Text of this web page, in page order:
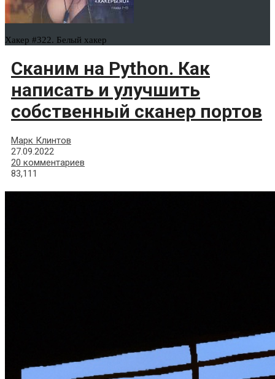
Хакер #322. Белый хакер
Сканим на Python. Как
написать и улучшить
собственный сканер портов
Марк Клинтов
27.09.2022
20 комментариев
83,111